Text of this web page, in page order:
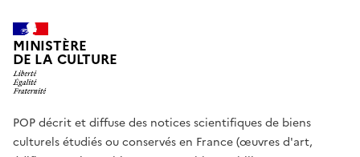
MINISTÈRE
DE LA CULTURE
POP décrit et diffuse des notices scientifiques de biens
culturels étudiés ou conservés en France (œuvres d'art,